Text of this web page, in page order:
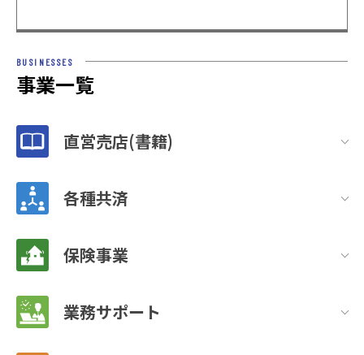
BUSINESSES
事業一覧
直営売店(書籍)
各種共済
保険事業
業務サポート